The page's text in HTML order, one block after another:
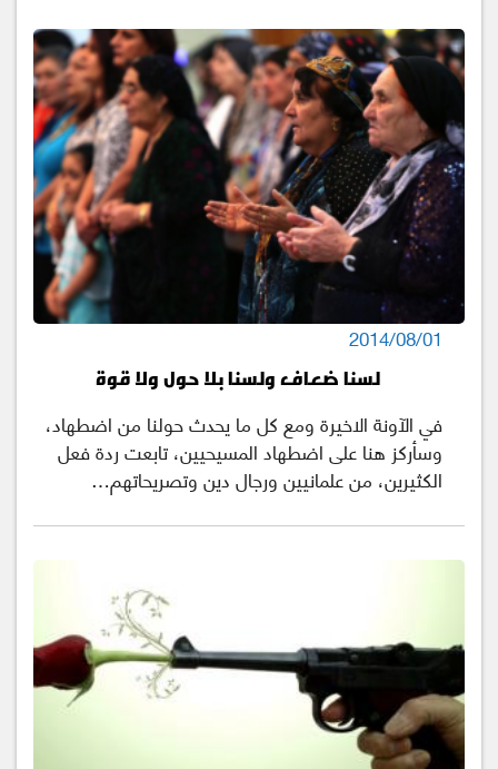
2014/08/01
لسنا ضعاف ولسنا بلا حول ولا قوة
في الآونة الاخيرة ومع كل ما يحدث حولنا من اضطهاد،
وسأركز هنا على اضطهاد المسيحيين، تابعت ردة فعل
الكثيرين، من علمانيين ورجال دين وتصريحاتهم…